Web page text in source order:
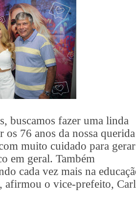
buscamos fazer uma linda
os 76 anos da nossa querida
muito cuidado para gerar
em geral. Também
cada vez mais na
afirmou o vice-prefeito,